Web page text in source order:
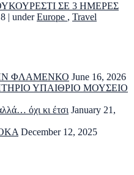
ΣΕ 3 ΗΜΕΡΕΣ
| underEurope , Travel
ΦΛΑΜΕΝΚΟ June 16, 2026
ΥΠΑΙΘΡΙΟ ΜΟΥΣΕΙΟ
όχι κι έτσι January 21,
December 12, 2025